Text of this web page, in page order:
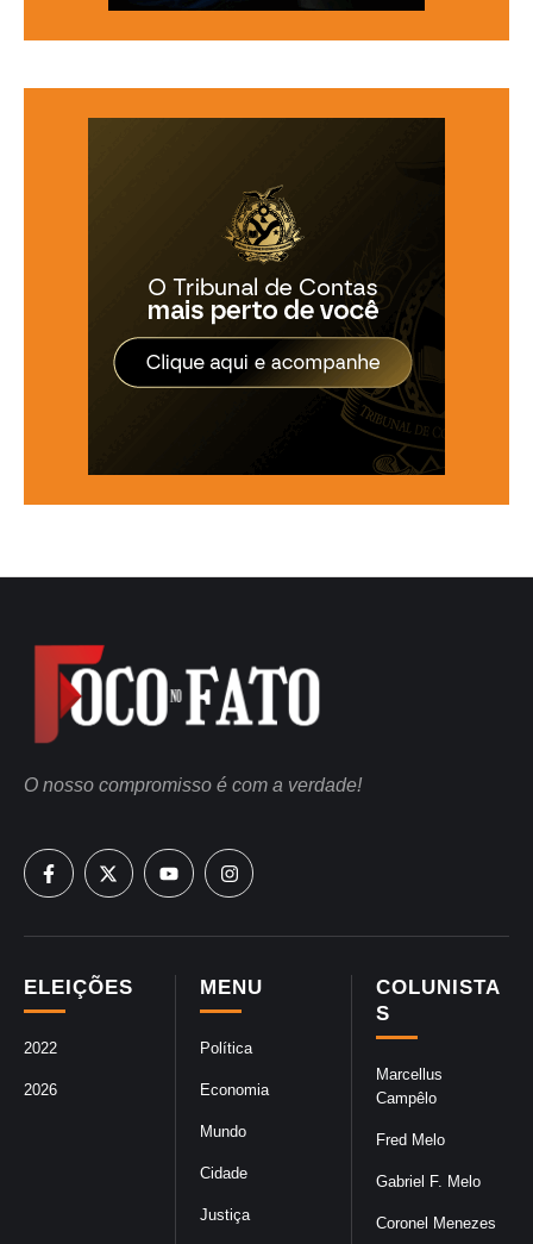
COLUNISTA
S
Marcellus
Campêlo
Fred Melo
Gabriel F. Melo
Coronel Menezes
MENU
Política
Economia
Mundo
Cidade
Justiça
ELEIÇÕES
2022
2026
O nosso compromisso é com a verdade!